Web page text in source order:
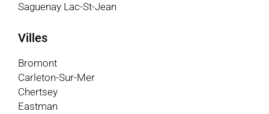
Saguenay Lac-St-Jean
Villes
Bromont
Carleton-Sur-Mer
Chertsey
Eastman